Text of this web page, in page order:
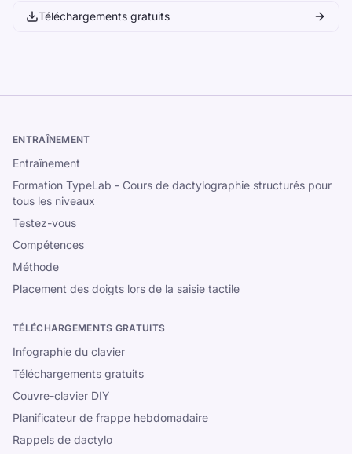
Téléchargements gratuits
ENTRAÎNEMENT
Entraînement
Formation TypeLab - Cours de dactylographie structurés pour
tous les niveaux
Testez-vous
Compétences
Méthode
Placement des doigts lors de la saisie tactile
TÉLÉCHARGEMENTS GRATUITS
Infographie du clavier
Téléchargements gratuits
Couvre-clavier DIY
Planificateur de frappe hebdomadaire
Rappels de dactylo